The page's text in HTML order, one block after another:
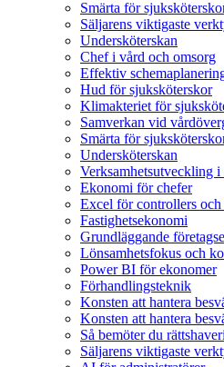
Smärta för
Säljarens viktigaste
Undersköterskan
Chef i vård och omsorg
Effektiv
Hud för sjuksköterskor
Klimakteriet för
Samverkan vid
Smärta för
Undersköterskan
Verksamhetsutveckling i
Ekonomi för chefer
Excel för controllers
Fastighetsekonomi
Grundläggande
Lönsamhetsfokus och
Power BI för ekonomer
Förhandlingsteknik
Konsten att hantera
Konsten att hantera
Så bemöter du
Säljarens viktigaste